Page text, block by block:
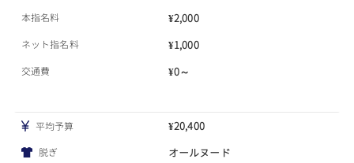
本指名料 ¥2,000
ネット指名料 ¥1,000
交通費 ¥0～
平均予算 ¥20,400
脱ぎ オールヌード